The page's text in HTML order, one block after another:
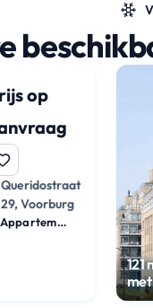
op
Queridostraat
29, Voorburg
Appartement
121